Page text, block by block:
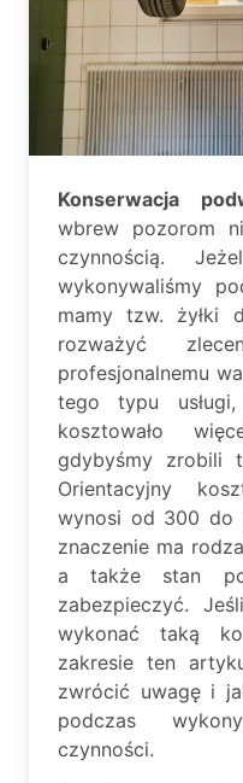
Konserwacja
wbrew pozorom
czynnością.
wykonywaliśmy
mamy tzw. żyłki
rozważyć
profesjonalnemu
tego typu
kosztowało
gdybyśmy zrobili
Orientacyjny
wynosi od 300 do
znaczenie ma
a także stan
zabezpieczyć.
wykonać taką
zakresie ten
zwrócić uwagę i
podczas
czynności.